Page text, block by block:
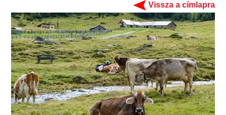
Vissza a címlapra